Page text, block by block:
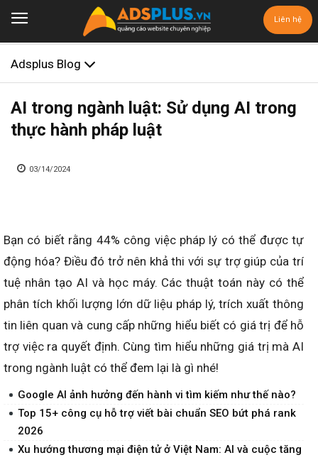
Liên hệ
Adsplus Blog
AI trong ngành luật: Sử dụng AI trong
thực hành pháp luật
03/14/2024
Bạn có biết rằng 44% công việc pháp lý có thể được tự
động hóa? Điều đó trở nên khả thi với sự trợ giúp của trí
tuệ nhân tạo AI và học máy. Các thuật toán này có thể
phân tích khối lượng lớn dữ liệu pháp lý, trích xuất thông
tin liên quan và cung cấp những hiểu biết có giá trị để hỗ
trợ việc ra quyết định. Cùng tìm hiểu những giá trị mà AI
trong ngành luật có thể đem lại là gì nhé!
Google AI ảnh hưởng đến hành vi tìm kiếm như thế nào?
Top 15+ công cụ hỗ trợ viết bài chuẩn SEO bứt phá rank
2026
Xu hướng thương mại điện tử ở Việt Nam: AI và cuộc tăng